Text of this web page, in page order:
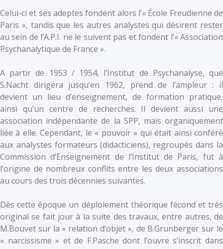
Celui-ci et ses adeptes fondent alors l’« École Freudienne de
Paris », tandis que les autres analystes qui désirent rester
au sein de l’A.P.I. ne le suivent pas et fondent l’« Association
Psychanalytique de France ».
A partir de 1953 / 1954, l’Institut de Psychanalyse, que
S.Nacht dirigera jusqu’en 1962, prend de l’ampleur : il
devient un lieu d’enseignement, de formation pratique,
ainsi qu’un centre de recherches. Il devient aussi une
association indépendante de la SPP, mais organiquement
liée à elle. Cependant, le « pouvoir » qui était ainsi conféré
aux analystes formateurs (didacticiens), regroupés dans la
Commission d’Enseignement de l’Institut de Paris, fut à
l’origine de nombreux conflits entre les deux associations
au cours des trois décennies suivantes.
Dès cette époque un déploiement théorique fécond et très
original se fait jour à la suite des travaux, entre autres, de
M.Bouvet sur la « relation d’objet », de B.Grunberger sur le
« narcissisme » et de F.Pasche dont l’ouvre s’inscrit dans